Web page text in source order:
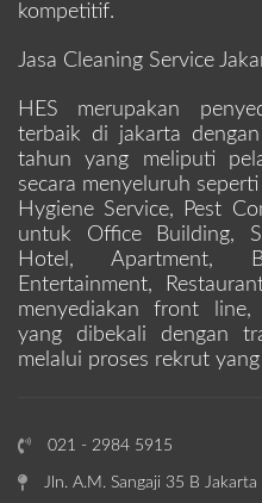
kompetitif.
Jasa Cleaning Service
HES merupakan
terbaik di jakarta
tahun yang meliputi
secara menyeluruh
Hygiene Service, Pest
untuk Office Building,
Hotel, Apartment,
Entertainment,
menyediakan front
yang dibekali dengan
melalui proses rekrut
021 - 2984 5915
Jln. A.M. Sangaji 35 B